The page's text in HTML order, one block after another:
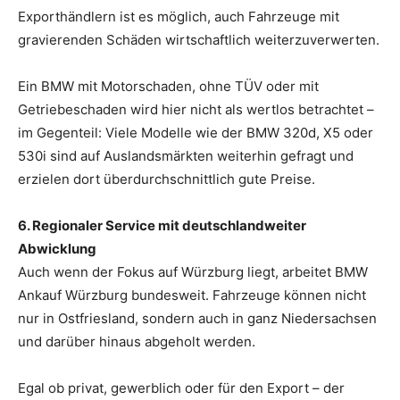
Exporthändlern ist es möglich, auch Fahrzeuge mit
gravierenden Schäden wirtschaftlich weiterzuverwerten.
Ein BMW mit Motorschaden, ohne TÜV oder mit
Getriebeschaden wird hier nicht als wertlos betrachtet –
im Gegenteil: Viele Modelle wie der BMW 320d, X5 oder
530i sind auf Auslandsmärkten weiterhin gefragt und
erzielen dort überdurchschnittlich gute Preise.
6. Regionaler Service mit deutschlandweiter
Abwicklung
Auch wenn der Fokus auf Würzburg liegt, arbeitet BMW
Ankauf Würzburg bundesweit. Fahrzeuge können nicht
nur in Ostfriesland, sondern auch in ganz Niedersachsen
und darüber hinaus abgeholt werden.
Egal ob privat, gewerblich oder für den Export – der